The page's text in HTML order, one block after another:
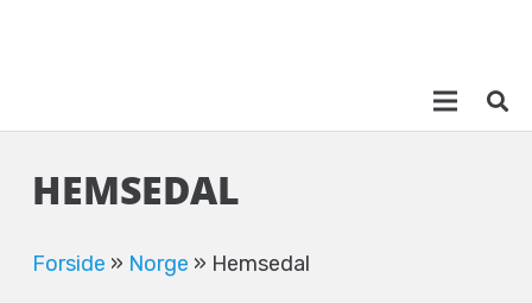
HEMSEDAL
Forside » Norge » Hemsedal